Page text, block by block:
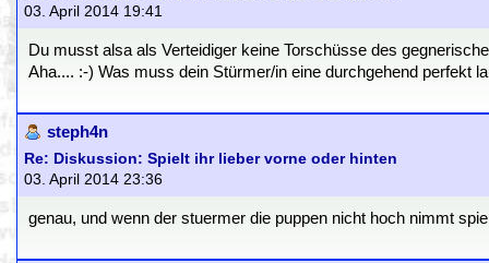
03. April 2014 19:41
Du musst alsa als Verteidiger keine Torschüsse des
Aha.... :-) Was muss dein Stürmer/in eine durchgehend perfekt
steph4n
Re: Diskussion: Spielt ihr lieber vorne oder hinten
03. April 2014 23:36
genau, und wenn der stuermer die puppen nicht hoch nimmt